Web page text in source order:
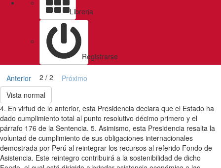
Libreria
Registrarse
Anterior 2 / 2
Próximo
Vista normal
4. En virtud de lo anterior, esta Presidencia declara que el Estado ha
dado cumplimiento total al punto resolutivo décimo primero y el
párrafo 176 de la Sentencia. 5. Asimismo, esta Presidencia resalta la
voluntad de cumplimiento de sus obligaciones internacionales
demostrada por Perú al reintegrar los recursos al referido Fondo de
Asistencia. Este reintegro contribuirá a la sostenibilidad de dicho